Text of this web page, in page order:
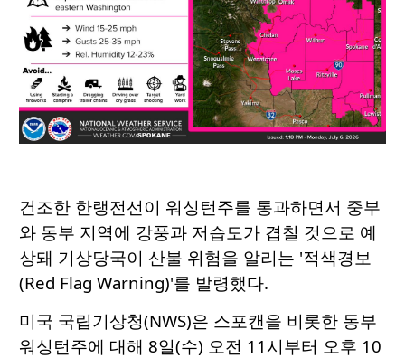
건조한 한랭전선이 워싱턴주를 통과하면서 중부
와 동부 지역에 강풍과 저습도가 겹칠 것으로 예
상돼 기상당국이 산불 위험을 알리는 '적색경보
(Red Flag Warning)'를 발령했다.
미국 국립기상청(NWS)은 스포캔을 비롯한 동부
워싱턴주에 대해 8일(수) 오전 11시부터 오후 10